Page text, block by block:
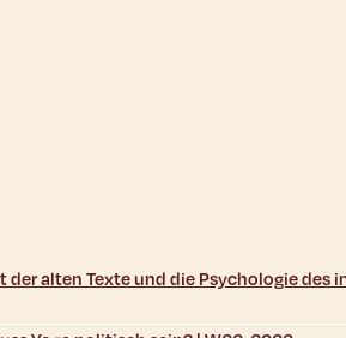
alten Texte und die Psychologie des